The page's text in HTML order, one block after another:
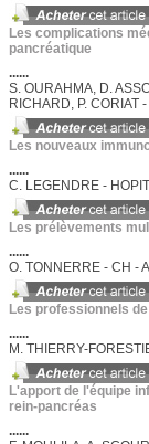
Les complications
pancréatique
......
S. OURAHMA, D.
RICHARD, P. CORIAT
Les nouveaux
......
C. LEGENDRE -
Les prélèvements
......
O. TONNERRE - CH -
Les professionnels
......
M. THIERRY-
L'apport de l'équipe
rein-pancréas
......